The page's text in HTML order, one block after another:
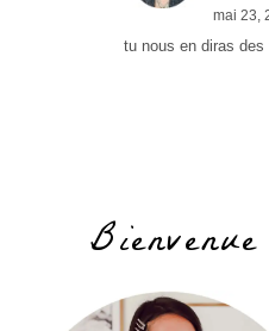
mai 23,
tu nous en diras des